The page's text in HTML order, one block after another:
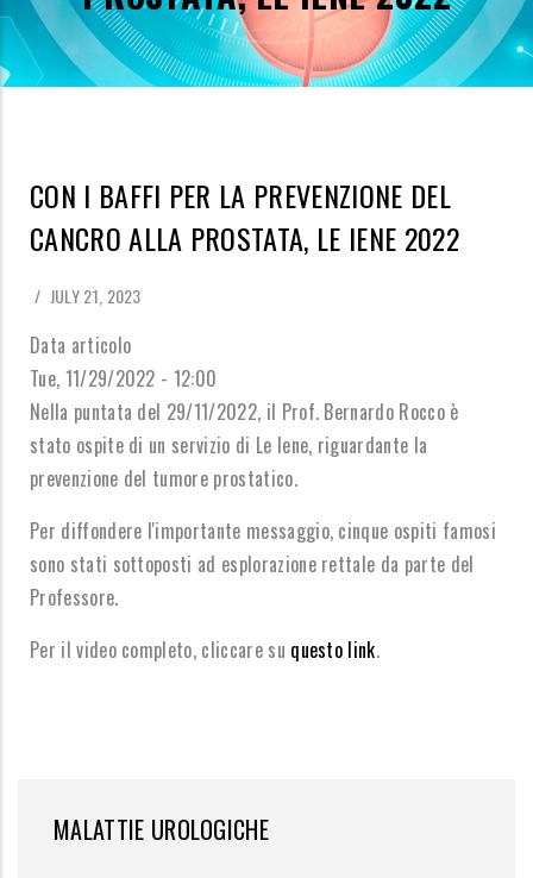
CON I BAFFI PER LA PREVENZIONE DEL
CANCRO ALLA PROSTATA, LE IENE 2022
/ JULY 21, 2023
Data articolo
Tue, 11/29/2022 - 12:00
Nella puntata del 29/11/2022, il Prof. Bernardo Rocco è
stato ospite di un servizio di Le Iene, riguardante la
prevenzione del tumore prostatico.
Per diffondere l'importante messaggio, cinque ospiti famosi
sono stati sottoposti ad esplorazione rettale da parte del
Professore.
Per il video completo, cliccare su questo link.
MALATTIE UROLOGICHE